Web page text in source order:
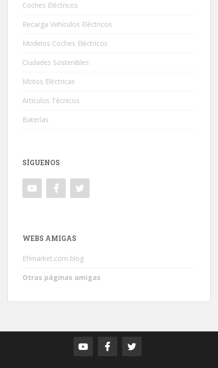
Coches Eléctricos
Recarga Vehículos Eléctricos
Modelos Coches Eléctricos
Ciudades Sostenibles
Motos Eléctricas
Artículos Técnicos
Baterías
SÍGUENOS
WEBS AMIGAS
Efimarket.com blog
Otras páginas amigas